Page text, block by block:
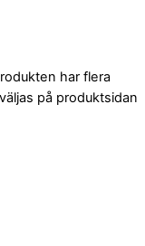
har flera
på produktsidan